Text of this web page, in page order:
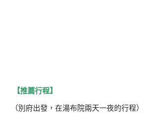
【推薦行程】
（別府出發，在湯布院兩天一夜的行程）